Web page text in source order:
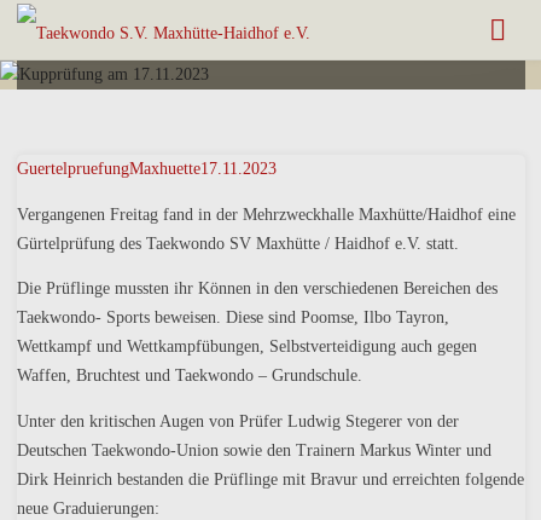
GuertelpruefungMaxhuette17.11.2023
Vergangenen Freitag fand in der Mehrzweckhalle Maxhütte/Haidhof eine
Gürtelprüfung des Taekwondo SV Maxhütte / Haidhof e.V. statt.
Die Prüflinge mussten ihr Können in den verschiedenen Bereichen des
Taekwondo- Sports beweisen. Diese sind Poomse, Ilbo Tayron,
Wettkampf und Wettkampfübungen, Selbstverteidigung auch gegen
Waffen, Bruchtest und Taekwondo – Grundschule.
Unter den kritischen Augen von Prüfer Ludwig Stegerer von der
Deutschen Taekwondo-Union sowie den Trainern Markus Winter und
Dirk Heinrich bestanden die Prüflinge mit Bravur und erreichten folgende
neue Graduierungen: